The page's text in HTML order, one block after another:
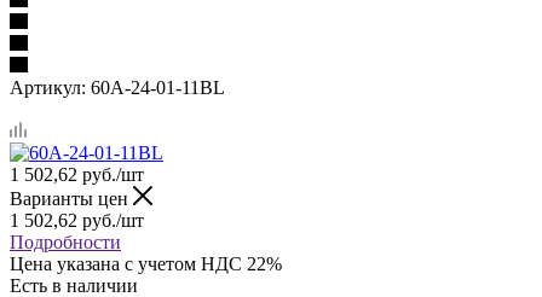
Артикул: 60A-24-01-11BL
1 502,62 руб./шт
Варианты цен
1 502,62 руб./шт
Подробности
Цена указана с учетом НДС 22%
Есть в наличии